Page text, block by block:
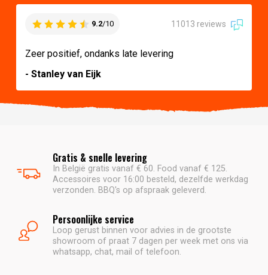
9.2/10 11013 reviews
Zeer positief, ondanks late levering
- Stanley van Eijk
Gratis & snelle levering
In België gratis vanaf € 60. Food vanaf € 125.
Accessoires voor 16:00 besteld, dezelfde werkdag
verzonden. BBQ's op afspraak geleverd.
Persoonlijke service
Loop gerust binnen voor advies in de grootste
showroom of praat 7 dagen per week met ons via
whatsapp, chat, mail of telefoon.